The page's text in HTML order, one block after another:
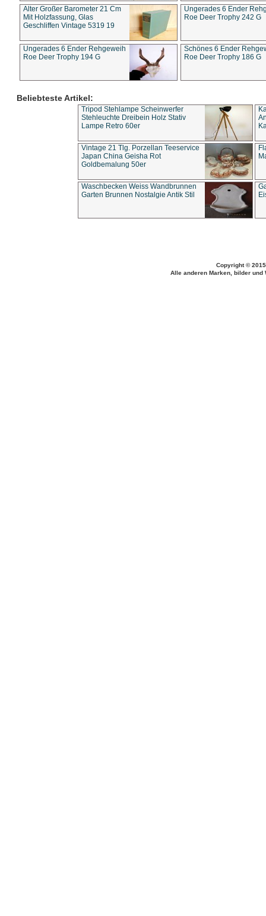
Alter Großer Barometer 21 Cm
Mit Holzfassung, Glas
Geschliffen Vintage 5319 19
Ungerades 6 Ender
Roe Deer Trophy 242 G
Ungerades 6 Ender Rehgeweih
Roe Deer Trophy 194 G
Schönes 6 Ender
Roe Deer Trophy 186 G
Beliebteste Artikel:
Tripod Stehlampe Scheinwerfer
Stehleuchte Dreibein Holz Stativ
Lampe Retro 60er
Vintage 21 Tlg. Porzellan Teeservice
Japan China Geisha Rot
Goldbemalung 50er
Waschbecken Weiss Wandbrunnen
Garten Brunnen Nostalgie Antik Stil
Copyright ©
Alle anderen Marken, bilder und